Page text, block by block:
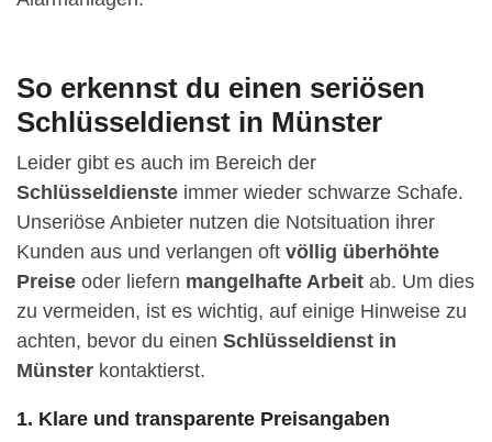
So erkennst du einen seriösen
Schlüsseldienst in Münster
Leider gibt es auch im Bereich der
Schlüsseldienste immer wieder schwarze Schafe.
Unseriöse Anbieter nutzen die Notsituation ihrer
Kunden aus und verlangen oft völlig überhöhte
Preise oder liefern mangelhafte Arbeit ab. Um dies
zu vermeiden, ist es wichtig, auf einige Hinweise zu
achten, bevor du einen Schlüsseldienst in
Münster kontaktierst.
1. Klare und transparente Preisangaben